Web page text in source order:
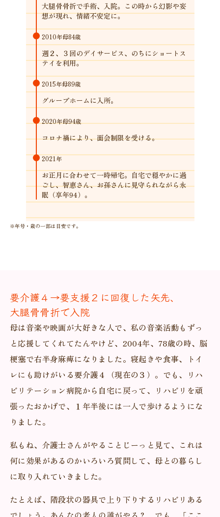
大腿骨骨折で手術、入院。この時から幻影や妄
想が現れ、情緒不安定に。
2010年母84歳
週２、３回のデイサービス、のちにショートス
テイを利用。
2015年母89歳
グループホームに入所。
2020年母94歳
コロナ禍により、面会制限を受ける。
2021年
お正月に合わせて一時帰宅。自宅で穏やかに過
ごし、智恵さん、お孫さんに見守られながら永
眠（享年94）。
※年号・歳の一部は目安です。
要介護４→要支援２に回復した矢先、
大腿骨骨折で入院
母は音楽や映画が大好きな人で、私の音楽活動もずっ
と応援してくれてたんやけど、2004年、78歳の時、脳
梗塞で右半身麻痺になりました。寝起きや食事、トイ
レにも助けがいる要介護４（現在の３）。でも、リハ
ビリテーション病院から自宅に戻って、リハビリを頑
張ったおかげで、１年半後には一人で歩けるようにな
りました。
私もね、介護士さんがやることじーっと見て、これは
何に効果があるのかいろいろ質問して、母との暮らし
に取り入れていきました。
たとえば、階段状の器具で上り下りするリハビリある